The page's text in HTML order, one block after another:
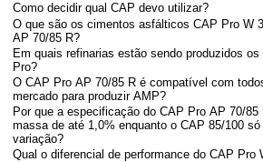
Como decidir qual CAP devo utilizar?
O que são os cimentos asfálticos CAP Pro W
AP 70/85 R?
Em quais refinarias estão sendo produzidos
Pro?
O CAP Pro AP 70/85 R é compatível com
mercado para produzir AMP?
Por que a especificação do CAP Pro AP 70/85
massa de até 1,0% enquanto o CAP 85/100
variação?
Qual o diferencial de performance do CAP Pro